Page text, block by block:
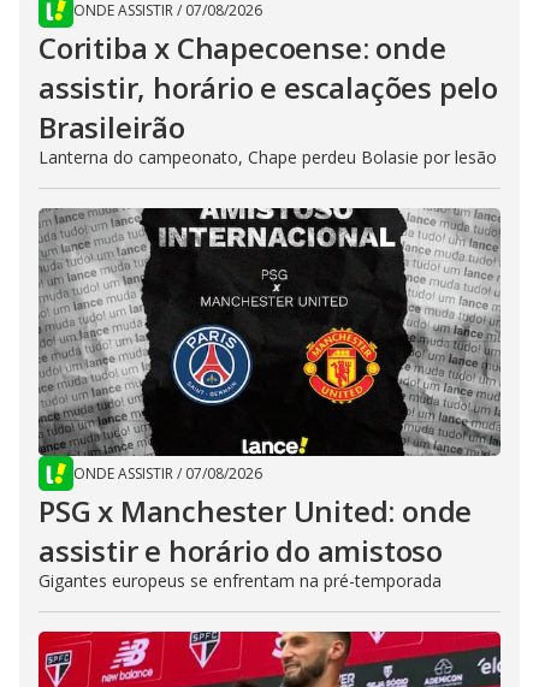
ONDE ASSISTIR/ 07/08/2026
Coritiba x Chapecoense: onde
assistir, horário e escalações pelo
Brasileirão
Lanterna do campeonato, Chape perdeu Bolasie por lesão
ONDE ASSISTIR/ 07/08/2026
PSG x Manchester United: onde
assistir e horário do amistoso
Gigantes europeus se enfrentam na pré-temporada